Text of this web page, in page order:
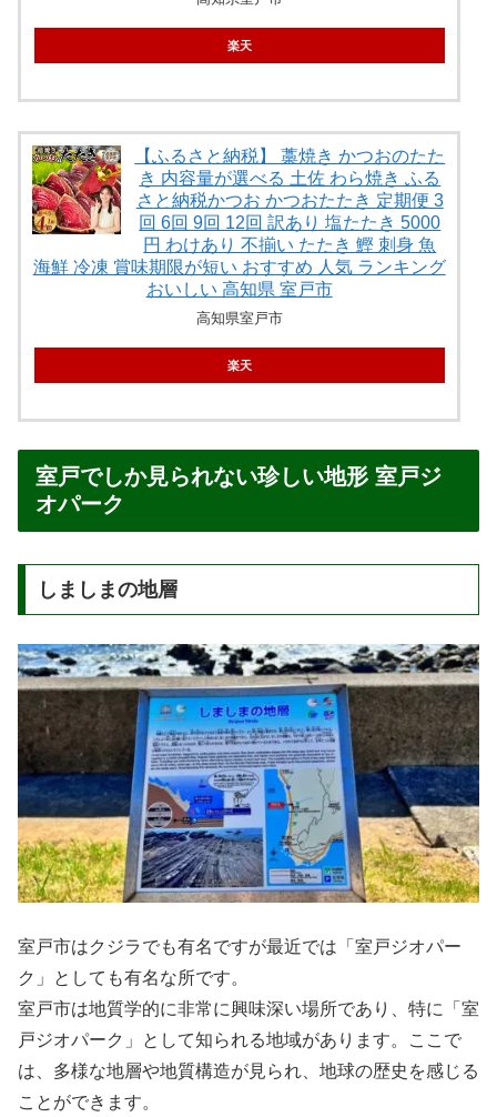
楽天
【ふるさと納税】 藁焼き かつおのたた
き 内容量が選べる 土佐 わら焼き ふる
さと納税かつお かつおたたき 定期便 3
回 6回 9回 12回 訳あり 塩たたき 5000
円 わけあり 不揃い たたき 鰹 刺身 魚
海鮮 冷凍 賞味期限が短い おすすめ 人気 ランキング
おいしい 高知県 室戸市
高知県室戸市
楽天
室戸でしか見られない珍しい地形 室戸ジ
オパーク
しましまの地層
室戸市はクジラでも有名ですが最近では「室戸ジオパー
ク」としても有名な所です。
室戸市は地質学的に非常に興味深い場所であり、特に「室
戸ジオパーク」として知られる地域があります。ここで
は、多様な地層や地質構造が見られ、地球の歴史を感じる
ことができます。